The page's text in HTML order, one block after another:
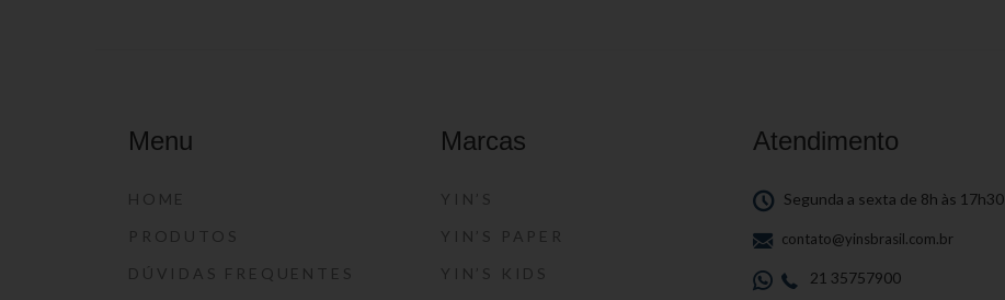
Menu
HOME
PRODUTOS
DÚVIDAS FREQUENTES
Marcas
YIN’S
YIN’S PAPER
YIN’S KIDS
Atendimento
Segunda a sexta de 8h às 17h30
contato@yinsbrasil.com.br
21 35757900